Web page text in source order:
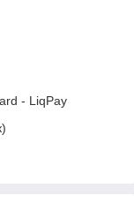
- LiqPay